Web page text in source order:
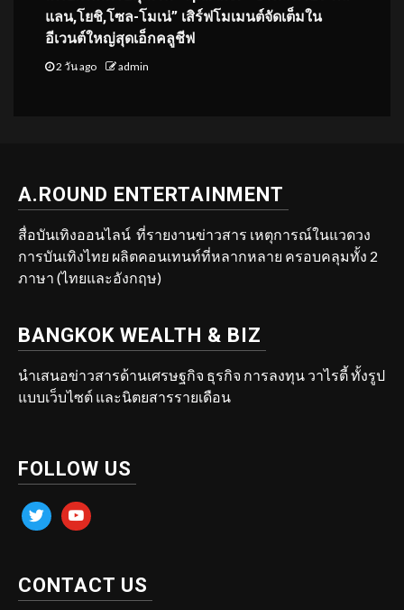
แลน,โยชิ,โซล-โมเน่” เสิร์ฟโมเมนต์จัดเต็มใน
อีเวนต์ใหญ่สุดเอ็กคลูชีฟ
2 วัน ago admin
A.ROUND ENTERTAINMENT
สื่อบันเทิงออนไลน์ ที่รายงานข่าวสาร เหตุการณ์ในแวดวง
การบันเทิงไทย ผลิตคอนเทนท์ที่หลากหลาย ครอบคลุมทั้ง 2
ภาษา (ไทยและอังกฤษ)
BANGKOK WEALTH & BIZ
นำเสนอข่าวสารด้านเศรษฐกิจ ธุรกิจ การลงทุน วาไรตี้ ทั้งรูป
แบบเว็บไซต์ และนิตยสารรายเดือน
FOLLOW US
twitter youtube
CONTACT US